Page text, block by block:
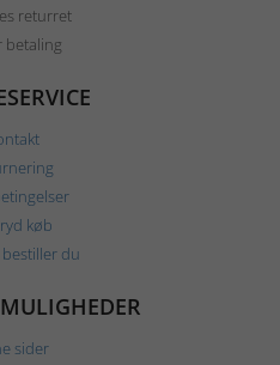
returret
betaling
køb
bestiller du
sider